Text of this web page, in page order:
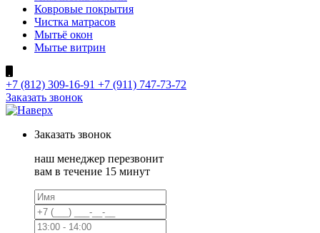
Ковровые покрытия
Чистка матрасов
Мытьё окон
Мытье витрин
+7 (812) 309-16-91 +7 (911) 747-73-72
Заказать звонок
Заказать звонок
наш менеджер перезвонит
вам в течение 15 минут